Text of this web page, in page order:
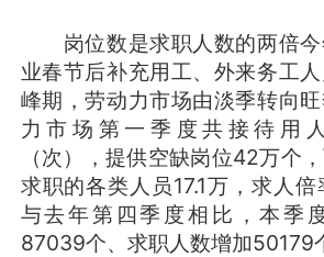
岗位数是求职人数的两倍今
业春节后补充用工、外来务工
峰期，劳动力市场由淡季转向
力市场第一季度共接待用
（次），提供空缺岗位42万个
求职的各类人员17.1万，求人倍
与去年第四季度相比，本季
87039个、求职人数增加50179